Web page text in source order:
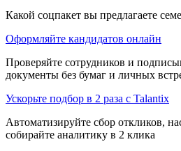
Какой соцпакет вы предлагаете
Оформляйте кандидатов онлайн
Проверяйте сотрудников и
документы без бумаг и личных
Ускорьте подбор в 2 раза с Talantix
Автоматизируйте сбор откликов,
собирайте аналитику в 2 клика